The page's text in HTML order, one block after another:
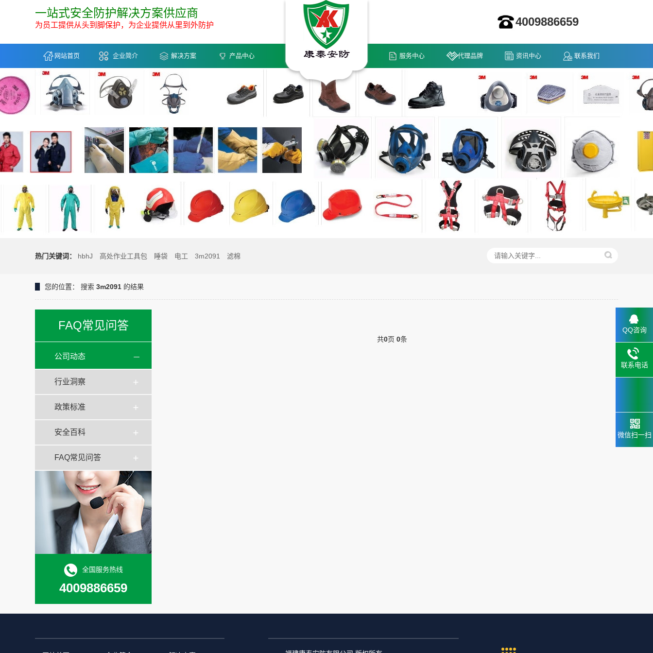
一站式安全防护解决方案供应商
为员工提供从头到脚保护，为企业提供从里到外防护 4009886659
网站首页 企业简介 解决方案 产品中心 服务中心 代理品牌 资讯中心 联系我们
热门关键词： hbhJ 高处作业工具包 睡袋 电工 3m2091 滤棉
您的位置： 搜索 3m2091 的结果
FAQ常见问答
公司动态
行业洞察
政策标准
安全百科
FAQ常见问答
全国服务热线
4009886659
共0页 0条
QQ咨询
联系电话
微信扫一扫